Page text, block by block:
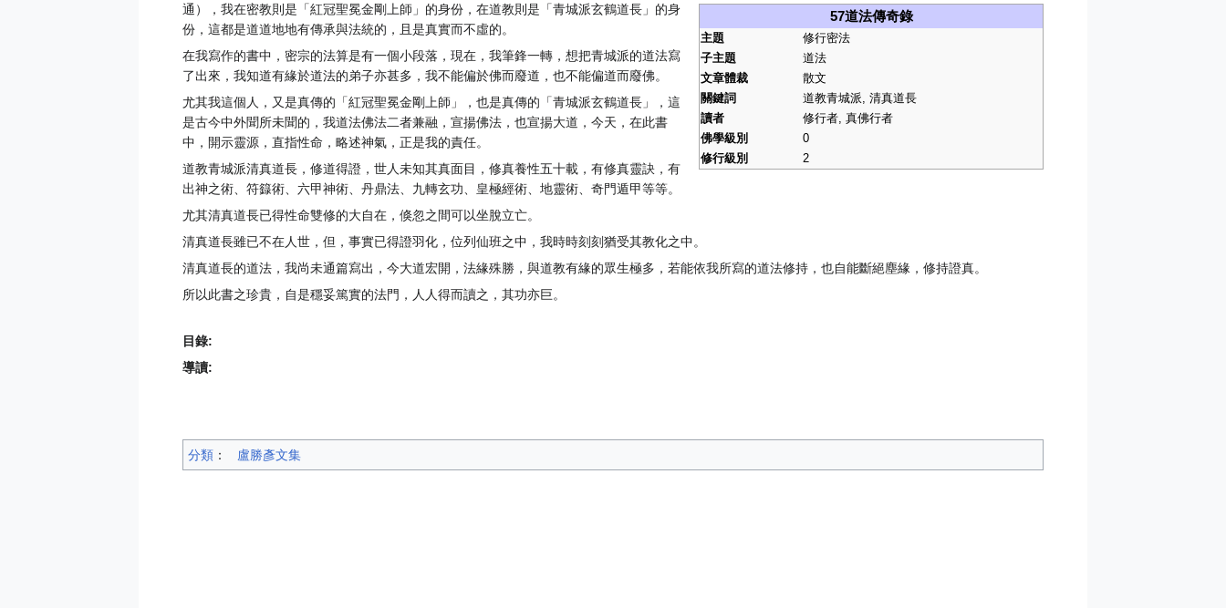
57道法傳奇錄
主題
修行密法
子主題
道法
文章體裁
散文
關鍵詞
道教青城派, 清真道長
讀者
修行者, 真佛行者
佛學級別
0
修行級別
2
通），我在密教則是「紅冠聖冕金剛上師」的身份，在道教則是「青城派玄鶴道長」的身
份，這都是道道地地有傳承與法統的，且是真實而不虛的。
在我寫作的書中，密宗的法算是有一個小段落，現在，我筆鋒一轉，想把青城派的道法寫
了出來，我知道有緣於道法的弟子亦甚多，我不能偏於佛而廢道，也不能偏道而廢佛。
尤其我這個人，又是真傳的「紅冠聖冕金剛上師」，也是真傳的「青城派玄鶴道長」，這
是古今中外聞所未聞的，我道法佛法二者兼融，宣揚佛法，也宣揚大道，今天，在此書
中，開示靈源，直指性命，略述神氣，正是我的責任。
道教青城派清真道長，修道得證，世人未知其真面目，修真養性五十載，有修真靈訣，有
出神之術、符籙術、六甲神術、丹鼎法、九轉玄功、皇極經術、地靈術、奇門遁甲等等。
尤其清真道長已得性命雙修的大自在，倏忽之間可以坐脫立亡。
清真道長雖已不在人世，但，事實已得證羽化，位列仙班之中，我時時刻刻猶受其教化之中。
清真道長的道法，我尚未通篇寫出，今大道宏開，法緣殊勝，與道教有緣的眾生極多，若能依我所寫的道法修持，也自能斷絕塵緣，修持證真。
所以此書之珍貴，自是穩妥篤實的法門，人人得而讀之，其功亦巨。
目錄:
導讀:
分類 ：​ 盧勝彥文集